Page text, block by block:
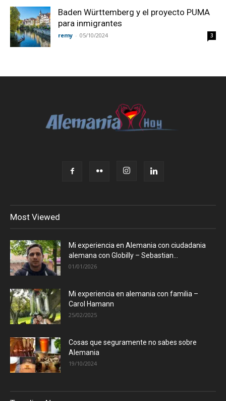
Baden Württemberg y el proyecto PUMA
para inmigrantes
remy - 05/10/2024 3
Most Viewed
Mi experiencia en Alemania con ciudadania
alemana con Globilly – Sebastian...
01/01/2026
Mi experiencia en alemania con familia –
Carol Hamann
25/02/2025
Cosas que seguramente no sabes sobre
Alemania
19/10/2024